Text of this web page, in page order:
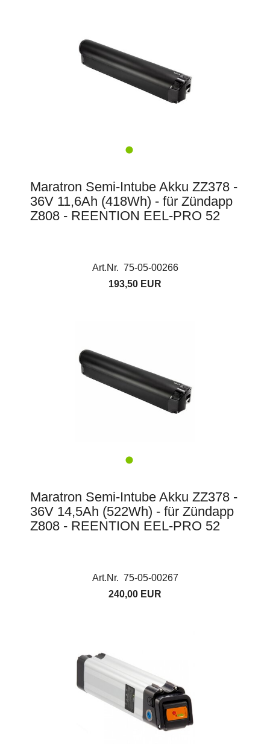
Maratron Semi-Intube Akku ZZ378 -
36V 11,6Ah (418Wh) - für Zündapp
Z808 - REENTION EEL-PRO 52
Art.Nr. 75-05-00266
193,50 EUR
Maratron Semi-Intube Akku ZZ378 -
36V 14,5Ah (522Wh) - für Zündapp
Z808 - REENTION EEL-PRO 52
Art.Nr. 75-05-00267
240,00 EUR